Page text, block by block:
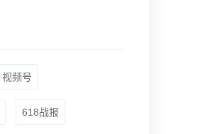
视频号
618战报